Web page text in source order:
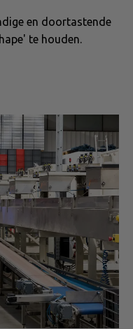
en doortastende
te houden.